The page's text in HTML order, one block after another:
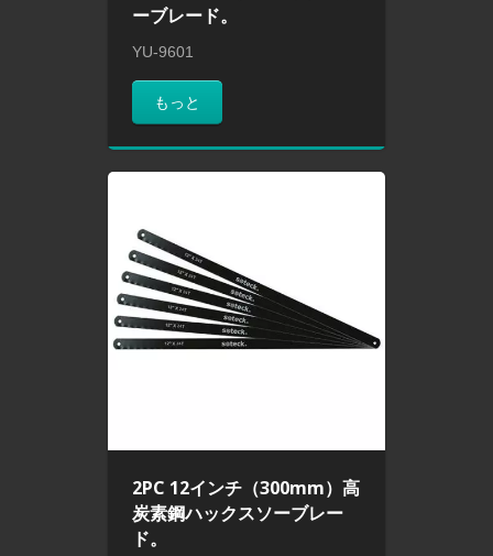
ーブレード。
YU-9601
もっと
2PC 12インチ（300mm）高
炭素鋼ハックスソーブレー
ド。